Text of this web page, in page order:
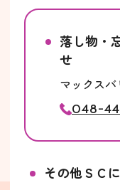
落し物・
せ
マックス
048-
その他ＳＣ